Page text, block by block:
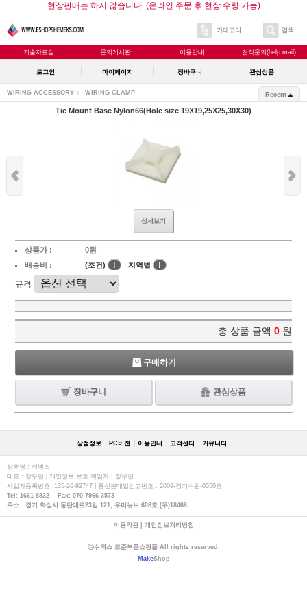
현장판매는 하지 않습니다. (온라인 주문 후 현장 수령 가능)
카테고리 검색
기술자료실 문의게시판 이용안내 견적문의(help mail)
로그인 마이페이지 장바구니 관심상품
WIRING ACCESSORY WIRING CLAMP Recent
Tie Mount Base Nylon66(Hole size 19X19,25X25,30X30)
상세보기
상품가 :
0원
배송비 :
(조건) ! 지역별 !
규격
총 상품 금액 0 원
구매하기
장바구니 관심상품
상점정보 PC버젼 이용안내 고객센터 커뮤니티
상호명 : 쉬멕스
대표 : 장우천 | 개인정보 보호 책임자 : 장우천
사업자등록번호 :135-26-92747 | 통신판매업신고번호 : 2009-경기수원-0550호
Tel: 1661-8832 Fax: 070-7966-3573
주소 : 경기 화성시 동탄대로23길 121, 우미뉴브 608호 (우)18468
이용약관| 개인정보처리방침
ⓒ쉬멕스 표준부품쇼핑몰 All rights reserved.
MakeShop